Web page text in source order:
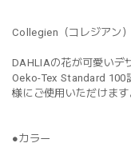
Collegien（コレジアン）
DAHLIAの花が可愛いデ
Oeko-Tex Standard 100
様にご使用いただけます
●カラー